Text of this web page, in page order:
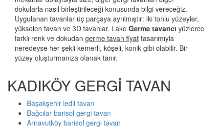
dokularla nasıl birleştirileceği konusunda bilgi vereceğiz.
Uygulanan tavanlar üç parçaya ayrılmıştır: iki tonlu yüzeyler,
yükselen tavan ve 3D tavanlar. Lake Germe tavancı yüzlerce
farklı renk ve dokudan germe tavan fiyat tasarımıyla
neredeyse her şekli kemerli, köşeli, konik gibi olabilir. Bir
yüzey oluşturmanıza olanak tanır.
KADIKÖY GERGİ TAVAN
Başakşehir ledli tavan
Bağcılar barisol gergi tavan
Arnavutköy barisol gergi tavan